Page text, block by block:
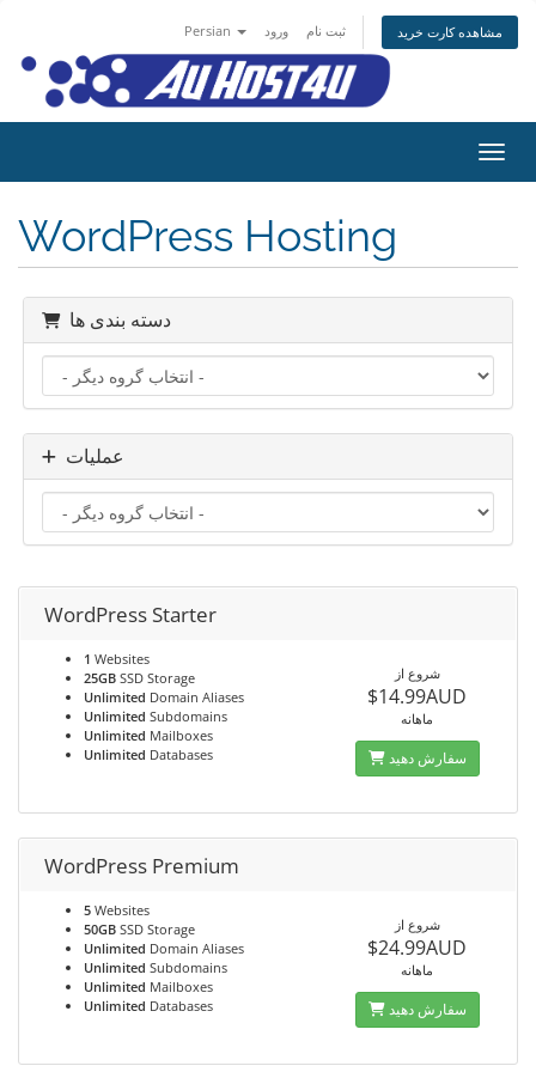
Persian ورود ثبت نام مشاهده کارت خرید
WordPress Hosting
دسته بندی ها
عملیات
WordPress Starter
1 Websites
25GB SSD Storage
Unlimited Domain Aliases
Unlimited Subdomains
Unlimited Mailboxes
Unlimited Databases
شروع از
$14.99AUD
ماهانه
سفارش دهید
WordPress Premium
5 Websites
50GB SSD Storage
Unlimited Domain Aliases
Unlimited Subdomains
Unlimited Mailboxes
Unlimited Databases
شروع از
$24.99AUD
ماهانه
سفارش دهید